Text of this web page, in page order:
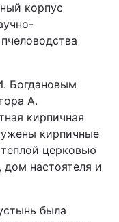
корпус
Богдановым
А.
кирпичная
кирпичные
церковью
дом настоятеля и
была